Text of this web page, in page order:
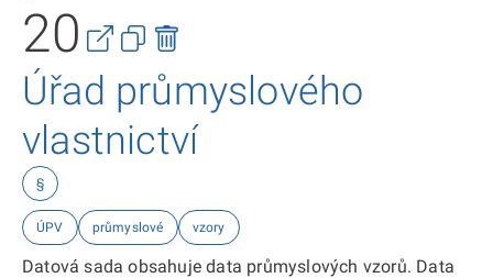
20
Úřad průmyslového
vlastnictví
§
ÚPV průmyslové vzory
Datová sada obsahuje data průmyslových vzorů. Data